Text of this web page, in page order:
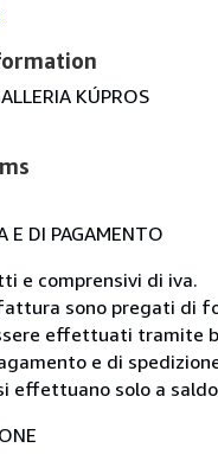
KÚPROS
E DI PAGAMENTO
e comprensivi di iva.
sono pregati di
effettuati tramite
e di
effettuano solo a